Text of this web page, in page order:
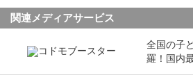
関連メディアサービス
全国の子
羅！国内